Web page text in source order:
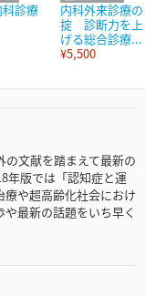
診療
内科外来診療の
掟 診断力を上
げる総合診療...
¥5,500
文献を踏まえて最新の
年版では「認知症と運
や超高齢化社会におけ
最新の話題をいち早く